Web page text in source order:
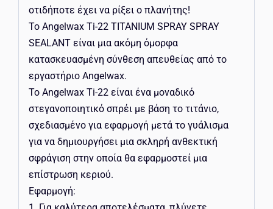
οτιδήποτε έχει να ρίξει ο πλανήτης!
Το Angelwax Ti-22 TITANIUM SPRAY SPRAY
SEALANT είναι μια ακόμη όμορφα
κατασκευασμένη σύνθεση απευθείας από το
εργαστήριο Angelwax.
Το Angelwax Ti-22 είναι ένα μοναδικό
στεγανοποιητικό σπρέι με βάση το τιτάνιο,
σχεδιασμένο για εφαρμογή μετά το γυάλισμα
για να δημιουργήσει μια σκληρή ανθεκτική
σφράγιση στην οποία θα εφαρμοστεί μια
επίστρωση κεριού.
Εφαρμογή: